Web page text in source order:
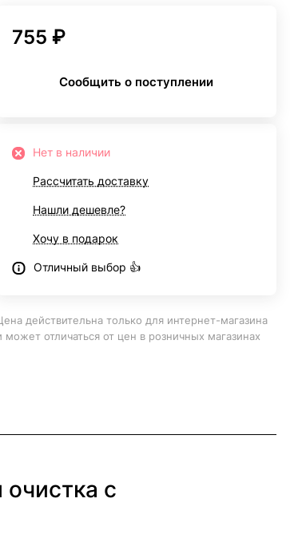
755 ₽
Сообщить о поступлении
Нет в наличии
Рассчитать доставку
Нашли дешевле?
Хочу в подарок
Отличный выбор 👍
действительна только для интернет-магазина
может отличаться от цен в розничных магазинах
с